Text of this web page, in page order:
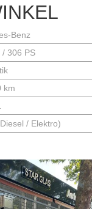
Benz
/ 306 PS
km
/ Elektro)